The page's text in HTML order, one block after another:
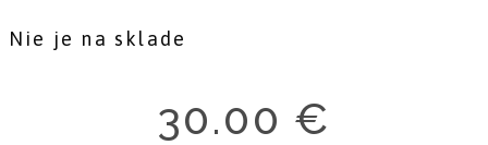
Nie je na sklade
30.00 €